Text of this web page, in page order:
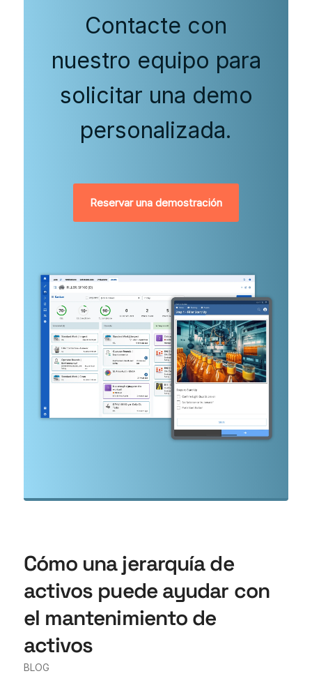
Contacte con
nuestro equipo para
solicitar una demo
personalizada.
Reservar una demostración
Cómo una jerarquía de
activos puede ayudar con
el mantenimiento de
activos
BLOG